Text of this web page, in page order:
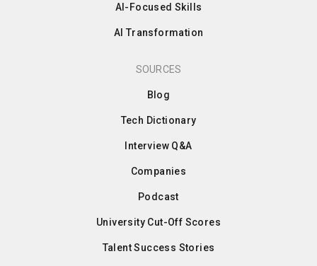
AI-Focused Skills
AI Transformation
SOURCES
Blog
Tech Dictionary
Interview Q&A
Companies
Podcast
University Cut-Off Scores
Talent Success Stories